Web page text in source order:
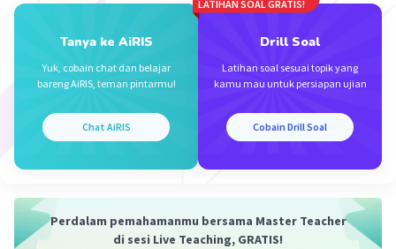
Lintang W
29 November 2023 10:08
(0 Balas
Tanya ke AiRIS
Yuk, cobain chat dan belajar
bareng AiRIS, teman pintarmu!
Chat AiRIS
LATIHAN SOAL GRATIS!
Drill Soal
Latihan soal sesuai topik yang
kamu mau untuk persiapan ujian
Cobain Drill Soal
Perdalam pemahamanmu bersama Master Teacher
di sesi Live Teaching, GRATIS!